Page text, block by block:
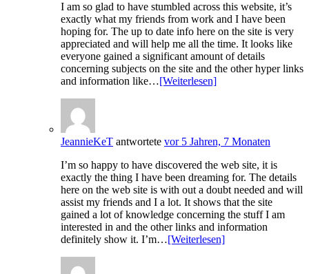
I am so glad to have stumbled across this website, it’s
exactly what my friends from work and I have been
hoping for. The up to date info here on the site is very
appreciated and will help me all the time. It looks like
everyone gained a significant amount of details
concerning subjects on the site and the other hyper links
and information like…[Weiterlesen]
JeannieKeT antwortete vor 5 Jahren, 7 Monaten
I’m so happy to have discovered the web site, it is
exactly the thing I have been dreaming for. The details
here on the web site is with out a doubt needed and will
assist my friends and I a lot. It shows that the site
gained a lot of knowledge concerning the stuff I am
interested in and the other links and information
definitely show it. I’m…[Weiterlesen]